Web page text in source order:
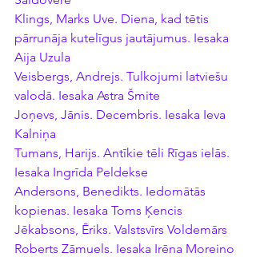
Klings, Marks Uve. Diena, kad tētis
pārrunāja kutelīgus jautājumus. Iesaka
Aija Uzula
Veisbergs, Andrejs. Tulkojumi latviešu
valodā. Iesaka Astra Šmite
Joņevs, Jānis. Decembris. Iesaka Ieva
Kalniņa
Tumans, Harijs. Antīkie tēli Rīgas ielās.
Iesaka Ingrīda Peldekse
Andersons, Benedikts. Iedomātās
kopienas. Iesaka Toms Ķencis
Jēkabsons, Ēriks. Valstsvīrs Voldemārs
Roberts Zāmuels. Iesaka Irēna Moreino